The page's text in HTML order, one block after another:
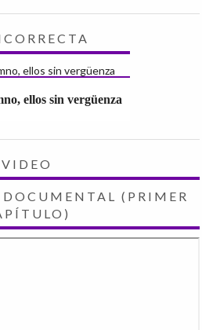
ellos sin vergüenza
VIDEO
DOCUMENTAL (PRIMER